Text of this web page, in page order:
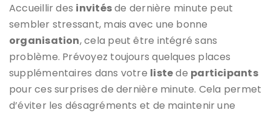
Accueillir des invitésde dernière minute peut
sembler stressant, mais avec une bonne
organisation, cela peut être intégré sans
problème. Prévoyez toujours quelques places
supplémentaires dans votre listede participants
pour ces surprises de dernière minute. Cela permet
d’éviter les désagréments et de maintenir une